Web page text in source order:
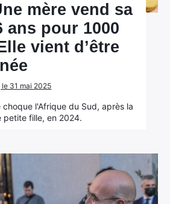
mère vend sa
ans pour 1000
vient d’être
31 mai 2025
choque l'Afrique du Sud, après la
petite fille, en 2024.